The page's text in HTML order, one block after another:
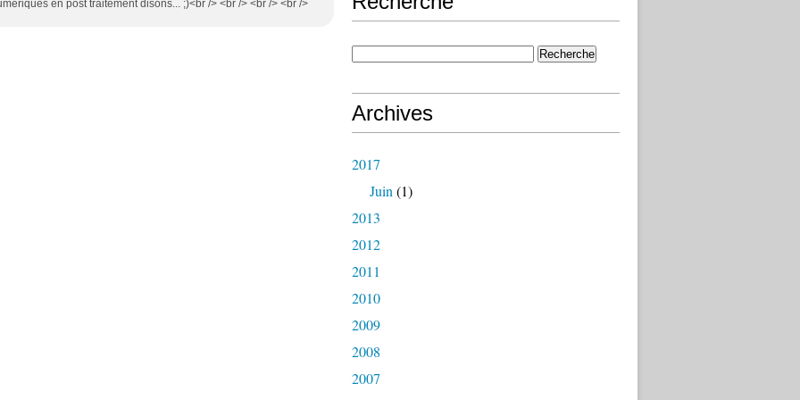
en post traitement disons... ;)<br /> <br /> <br /> <br />
Archives
2017
Juin (1)
2013
2012
2011
2010
2009
2008
2007